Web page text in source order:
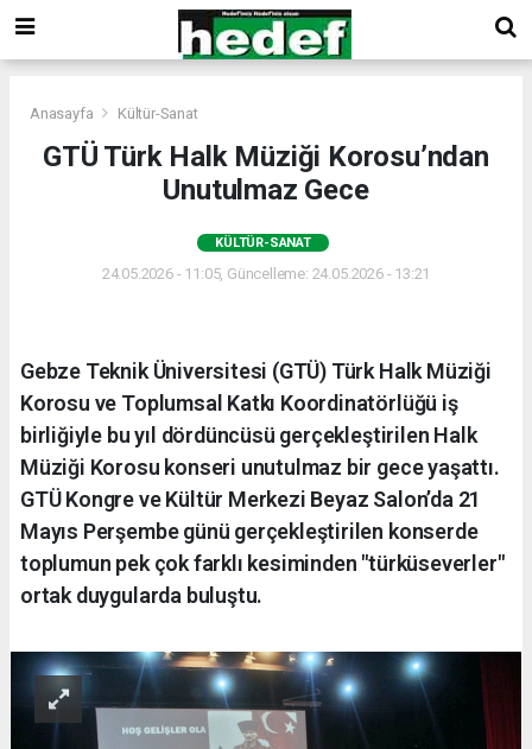
Anasayfa Kültür-Sanat
GTÜ Türk Halk Müziği Korosu’ndan
Unutulmaz Gece
KÜLTÜR-SANAT
24.05.2026 - 11:05, Güncelleme: 24.05.2026 - 13:21
Gebze Teknik Üniversitesi (GTÜ) Türk Halk Müziği
Korosu ve Toplumsal Katkı Koordinatörlüğü iş
birliğiyle bu yıl dördüncüsü gerçekleştirilen Halk
Müziği Korosu konseri unutulmaz bir gece yaşattı.
GTÜ Kongre ve Kültür Merkezi Beyaz Salon’da 21
Mayıs Perşembe günü gerçekleştirilen konserde
toplumun pek çok farklı kesiminden "türküseverler"
ortak duygularda buluştu.